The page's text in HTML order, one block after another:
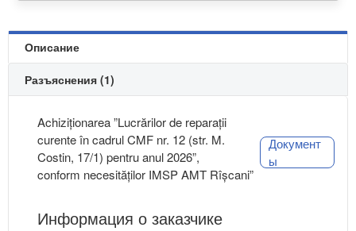
Описание
Разъяснения (1)
Achiziționarea ”Lucrărilor de reparații
curente în cadrul CMF nr. 12 (str. M.
Costin, 17/1) pentru anul 2026”,
conform necesităților IMSP AMT Rîșcani”
Документ
ы
Информация о заказчике